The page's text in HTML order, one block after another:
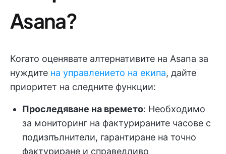
Asana?
Когато оценявате алтернативите на Asana за
нуждите на управлението на екипа, дайте
приоритет на следните функции:
Проследяване на времето: Необходимо
за мониторинг на фактурираните часове с
подизпълнители, гарантиране на точно
фактуриране и справедливо